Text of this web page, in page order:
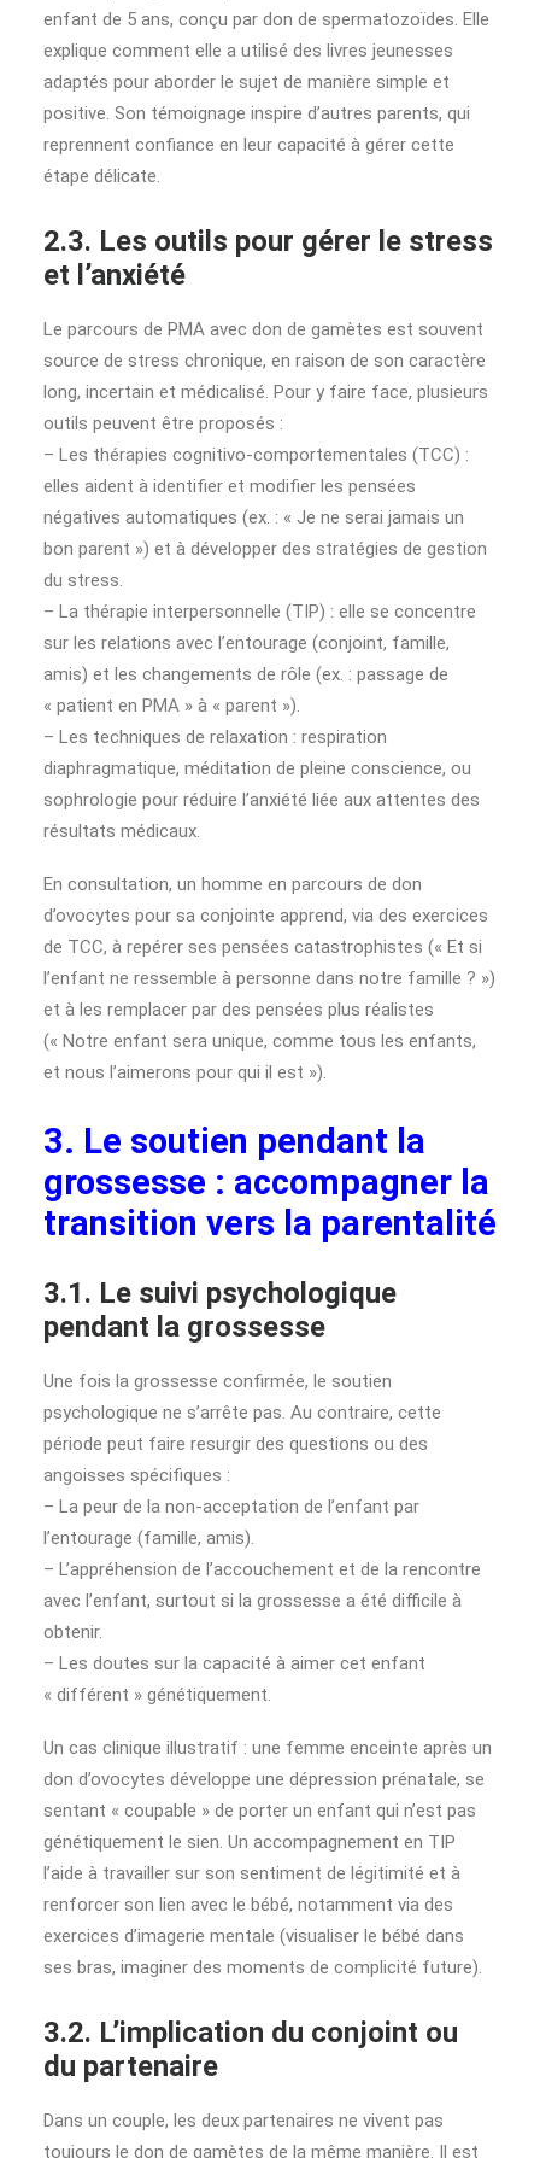
enfant de 5 ans, conçu par don de spermatozoïdes. Elle
explique comment elle a utilisé des livres jeunesses
adaptés pour aborder le sujet de manière simple et
positive. Son témoignage inspire d’autres parents, qui
reprennent confiance en leur capacité à gérer cette
étape délicate.
2.3. Les outils pour gérer le stress
et l’anxiété
Le parcours de PMA avec don de gamètes est souvent
source de stress chronique, en raison de son caractère
long, incertain et médicalisé. Pour y faire face, plusieurs
outils peuvent être proposés :
– Les thérapies cognitivo-comportementales (TCC) :
elles aident à identifier et modifier les pensées
négatives automatiques (ex. : « Je ne serai jamais un
bon parent ») et à développer des stratégies de gestion
du stress.
– La thérapie interpersonnelle (TIP) : elle se concentre
sur les relations avec l’entourage (conjoint, famille,
amis) et les changements de rôle (ex. : passage de
« patient en PMA » à « parent »).
– Les techniques de relaxation : respiration
diaphragmatique, méditation de pleine conscience, ou
sophrologie pour réduire l’anxiété liée aux attentes des
résultats médicaux.
En consultation, un homme en parcours de don
d’ovocytes pour sa conjointe apprend, via des exercices
de TCC, à repérer ses pensées catastrophistes (« Et si
l’enfant ne ressemble à personne dans notre famille ? »)
et à les remplacer par des pensées plus réalistes
(« Notre enfant sera unique, comme tous les enfants,
et nous l’aimerons pour qui il est »).
3. Le soutien pendant la
grossesse : accompagner la
transition vers la parentalité
3.1. Le suivi psychologique
pendant la grossesse
Une fois la grossesse confirmée, le soutien
psychologique ne s’arrête pas. Au contraire, cette
période peut faire resurgir des questions ou des
angoisses spécifiques :
– La peur de la non-acceptation de l’enfant par
l’entourage (famille, amis).
– L’appréhension de l’accouchement et de la rencontre
avec l’enfant, surtout si la grossesse a été difficile à
obtenir.
– Les doutes sur la capacité à aimer cet enfant
« différent » génétiquement.
Un cas clinique illustratif : une femme enceinte après un
don d’ovocytes développe une dépression prénatale, se
sentant « coupable » de porter un enfant qui n’est pas
génétiquement le sien. Un accompagnement en TIP
l’aide à travailler sur son sentiment de légitimité et à
renforcer son lien avec le bébé, notamment via des
exercices d’imagerie mentale (visualiser le bébé dans
ses bras, imaginer des moments de complicité future).
3.2. L’implication du conjoint ou
du partenaire
Dans un couple, les deux partenaires ne vivent pas
toujours le don de gamètes de la même manière. Il est